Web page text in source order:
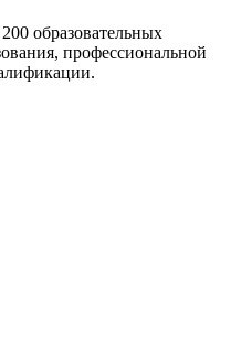
образовательных
профессиональной